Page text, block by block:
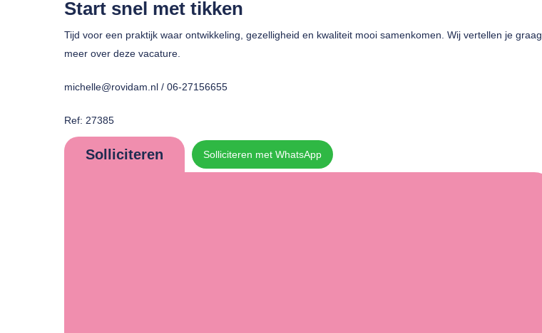
Start snel met tikken
Tijd voor een praktijk waar ontwikkeling, gezelligheid en kwaliteit mooi samenkomen. Wij vertellen je graag
meer over deze vacature.
michelle@rovidam.nl / 06-27156655
Ref: 27385
Solliciteren Solliciteren met WhatsApp